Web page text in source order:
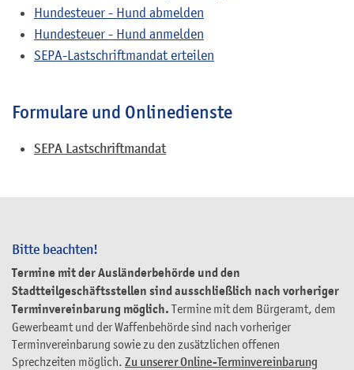
Bitte beachten!
Termine mit der Ausländerbehörde und den
Stadtteilgeschäftsstellen sind ausschließlich nach vorheriger
Terminvereinbarung möglich. Termine mit dem Bürgeramt, dem
Gewerbeamt und der Waffenbehörde sind nach vorheriger
Terminvereinbarung sowie zu den zusätzlichen offenen
Sprechzeiten möglich. Zu unserer Online-Terminvereinbarung
Hundesteuer - Hund abmelden
Hundesteuer - Hund anmelden
SEPA-Lastschriftmandat erteilen
Formulare und Onlinedienste
SEPA Lastschriftmandat